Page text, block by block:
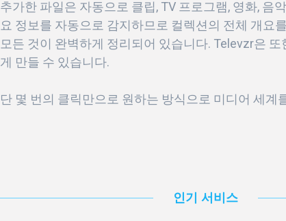
추가한 파일은 자동으로 클립, TV 프로그램, 영화,
요 정보를 자동으로 감지하므로 컬렉션의 전체 개요
모든 것이 완벽하게 정리되어 있습니다. Televzr은
게 만들 수 있습니다.
단 몇 번의 클릭만으로 원하는 방식으로 미디어 세
인기 서비스